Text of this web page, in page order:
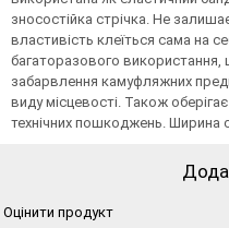
зносостійка стрічка. Не
властивість клеїться сама на
багаторазового
забарвлення камуфляжних
виду місцевості. Також
технічних пошкоджень. Ширина
Оцінити продукт